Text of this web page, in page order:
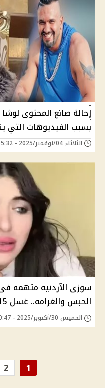
إحالة صانع المحتوى
بسبب الفيديوهات التي
الثلاثاء 04/نوفمبر/2025 - 05:32 م
سوزى الآردنيه متهمه
الحبس والغرامه.. غسل 15 مليون جنيه
الخميس 30/أكتوبر/2025 - 10:47 م
1
2